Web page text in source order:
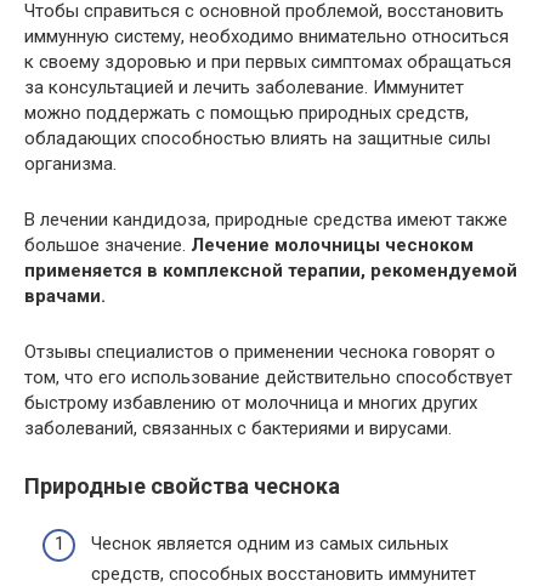
Чтобы справиться с основной проблемой, восстановить
иммунную систему, необходимо внимательно относиться
к своему здоровью и при первых симптомах обращаться
за консультацией и лечить заболевание. Иммунитет
можно поддержать с помощью природных средств,
обладающих способностью влиять на защитные силы
организма.
В лечении кандидоза, природные средства имеют также
большое значение. Лечение молочницы чесноком
применяется в комплексной терапии, рекомендуемой
врачами.
Отзывы специалистов о применении чеснока говорят о
том, что его использование действительно способствует
быстрому избавлению от молочница и многих других
заболеваний, связанных с бактериями и вирусами.
Природные свойства чеснока
Чеснок является одним из самых сильных
средств, способных восстановить иммунитет